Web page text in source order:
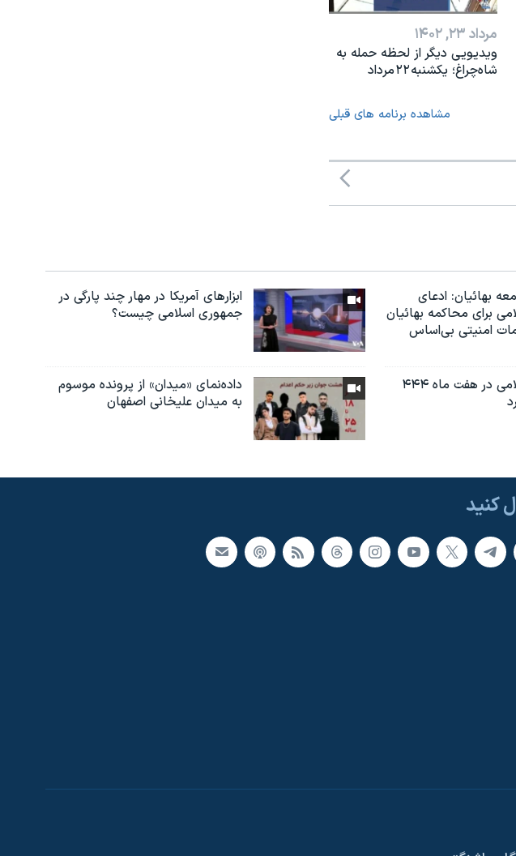
مرداد ۲۳, ۱۴۰۲
ویدیویی دیگر از لحظه حمله به
شاه‌چراغ؛ یکشنبه ۲۲ مرداد
مشاهده برنامه های قبلی
بهائیان: ادعای
برای محاکمه بهائیان
امنیتی بی‌اساس
ابزارهای آمریکا در مهار چند پارگی در
جمهوری اسلامی چیست؟
جمهوری اسلامی در هفت ماه ۴۴۴
داده‌نمای «میدان» از پرونده موسوم
به میدان علیخانی اصفهان
کنید